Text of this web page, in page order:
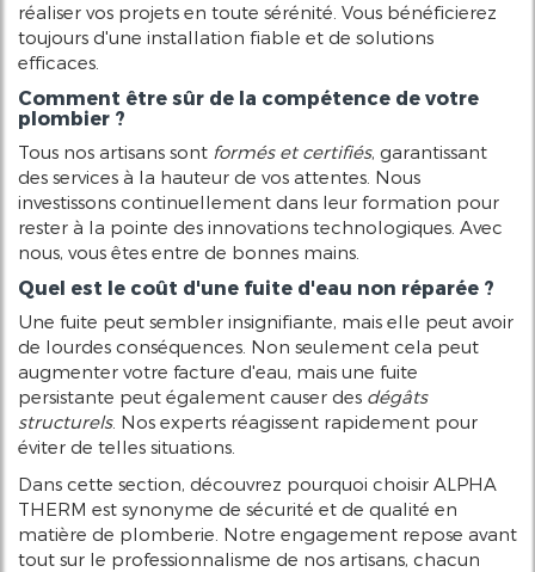
réaliser vos projets en toute sérénité. Vous bénéficierez
toujours d'une installation fiable et de solutions
efficaces.
Comment être sûr de la compétence de votre
plombier ?
Tous nos artisans sont formés et certifiés, garantissant
des services à la hauteur de vos attentes. Nous
investissons continuellement dans leur formation pour
rester à la pointe des innovations technologiques. Avec
nous, vous êtes entre de bonnes mains.
Quel est le coût d'une fuite d'eau non réparée ?
Une fuite peut sembler insignifiante, mais elle peut avoir
de lourdes conséquences. Non seulement cela peut
augmenter votre facture d'eau, mais une fuite
persistante peut également causer des dégâts
structurels. Nos experts réagissent rapidement pour
éviter de telles situations.
Dans cette section, découvrez pourquoi choisir ALPHA
THERM est synonyme de sécurité et de qualité en
matière de plomberie. Notre engagement repose avant
tout sur le professionnalisme de nos artisans, chacun